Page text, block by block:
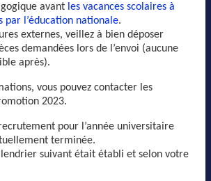
avant les vacances scolaires à
par l’éducation nationale.
externes, veillez à bien déposer
demandées lors de l’envoi (aucune
après).
vous pouvez contacter les
2023.
pour l’année universitaire
terminée.
suivant était établi et selon votre